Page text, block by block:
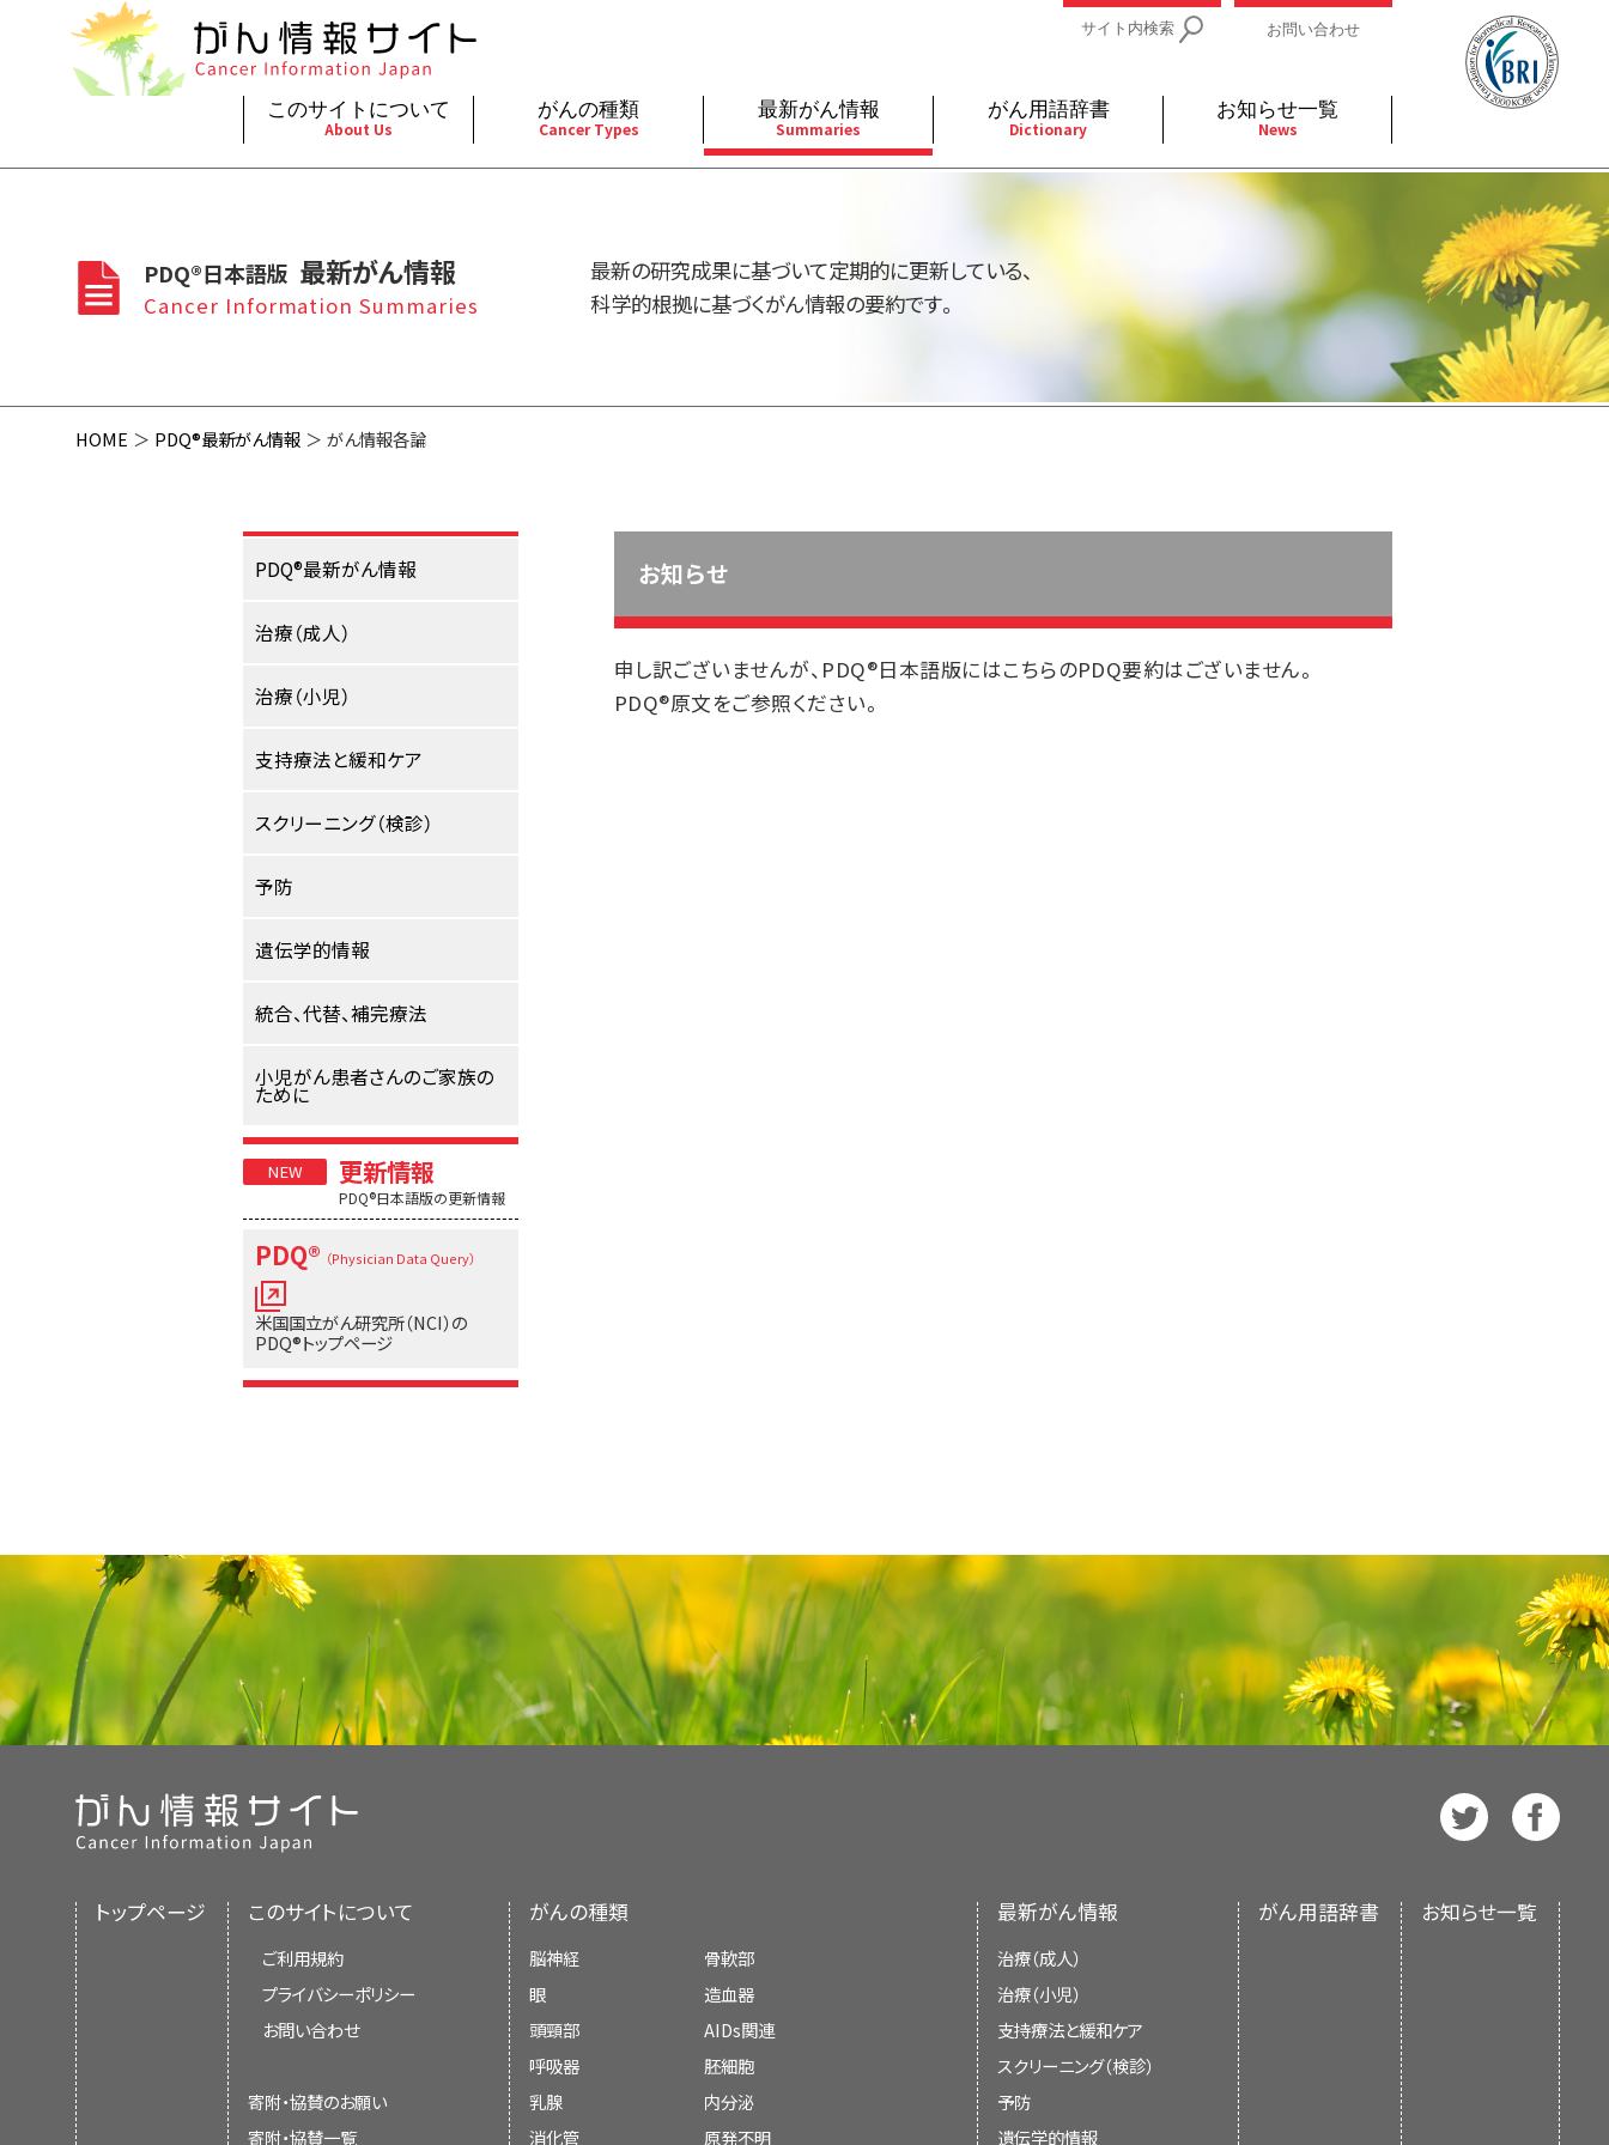
このサイトについて
About Us
このサイトについて
About Cancer Information Japan
プライバシーポリシー
寄附・協賛一覧
沿革
がんの種類
Cancer Types
がんの種類
Cancer Types
消化管
肝胆膵
皮膚
骨軟部
補完代替医療
最新がん情報
Summaries
最新がん情報
Summaries
支持療法と緩和ケア
遺伝学的情報
統合、代替、補完療法
がん用語辞書
Dictionary
お知らせ一覧
News
サイト内検索 お問い合わせ
PDQ®日本語版 最新がん情報
Cancer Information Summaries
最新の研究成果に基づいて定期的に更新している、
科学的根拠に基づくがん情報の要約です。
HOME PDQ®最新がん情報 がん情報各論
PDQ®最新がん情報
治療（成人）
治療（小児）
支持療法と緩和ケア
スクリーニング（検診）
予防
遺伝学的情報
統合、代替、補完療法
小児がん患者さんのご家族の
ために
更新情報
PDQ®日本語版の更新情報
PDQ® （Physician Data Query）
米国国立がん研究所（NCI）の
PDQ®トップページ
お知らせ
申し訳ございませんが、PDQ®日本語版にはこちらのPDQ要約はございません。
PDQ®原文をご参照ください。
トップページ このサイトについて
ご利用規約
プライバシーポリシー
お問い合わせ
寄附・協賛のお願い
寄附・協賛一覧
がんの種類
脳神経
眼
頭頸部
呼吸器
乳腺
消化管
骨軟部
造血器
AIDs関連
胚細胞
内分泌
原発不明
最新がん情報
治療（成人）
治療（小児）
支持療法と緩和ケア
スクリーニング（検診）
予防
遺伝学的情報
がん用語辞書 お知らせ一覧